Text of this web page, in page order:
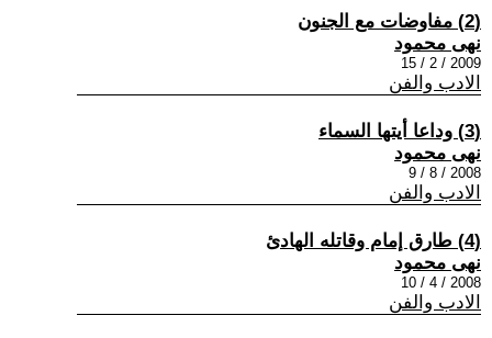
(2) مفاوضات مع الجنون
نهى محمود
2009 / 2 / 15
الادب والفن
(3) وداعا أيتها السماء
نهى محمود
2008 / 8 / 9
الادب والفن
(4) طارق إمام وقاتله الهادئ
نهى محمود
2008 / 4 / 10
الادب والفن